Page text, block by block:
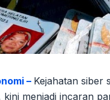
– Kejahatan siber
kini menjadi incaran